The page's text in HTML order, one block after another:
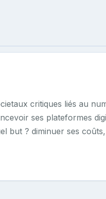
critiques liés au
ses plateformes
but ? diminuer ses